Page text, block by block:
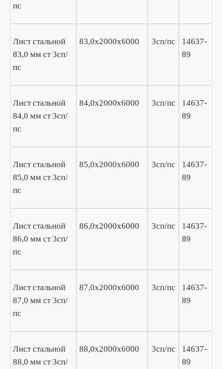
пс
Лист стальной
83,0 мм ст 3сп/
пс
83,0х2000х6000 3сп/пс
14637-
89
Лист стальной
84,0 мм ст 3сп/
пс
84,0х2000х6000 3сп/пс
14637-
89
Лист стальной
85,0 мм ст 3сп/
пс
85,0х2000х6000 3сп/пс
14637-
89
Лист стальной
86,0 мм ст 3сп/
пс
86,0х2000х6000 3сп/пс
14637-
89
Лист стальной
87,0 мм ст 3сп/
пс
87,0х2000х6000 3сп/пс
14637-
89
Лист стальной
88,0 мм ст 3сп/
88,0х2000х6000 3сп/пс
14637-
89